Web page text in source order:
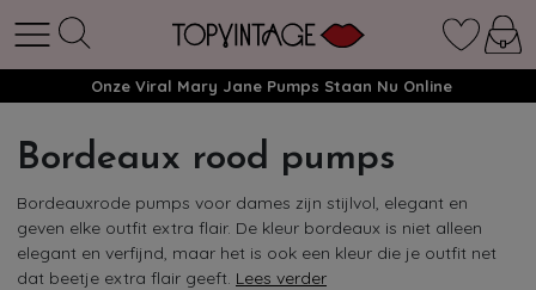
Onze Viral Mary Jane Pumps Staan Nu Online
Bordeaux rood pumps
Bordeauxrode pumps voor dames zijn stijlvol, elegant en
geven elke outfit extra flair. De kleur bordeaux is niet alleen
elegant en verfijnd, maar het is ook een kleur die je outfit net
dat beetje extra flair geeft. Lees verder